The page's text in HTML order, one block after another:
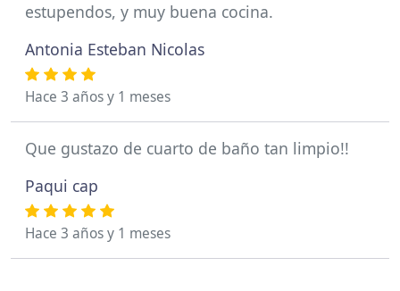
estupendos, y muy buena cocina.
Antonia Esteban Nicolas
Hace 3 años y 1 meses
Que gustazo de cuarto de baño tan limpio!!
Paqui cap
Hace 3 años y 1 meses